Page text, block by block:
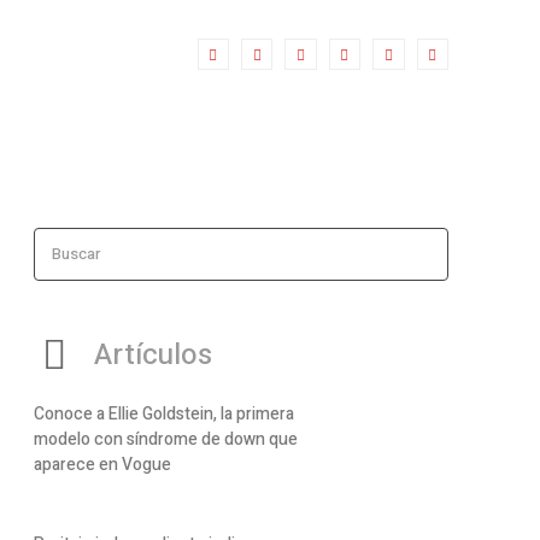
Buscar
Artículos
Conoce a Ellie Goldstein, la primera
modelo con síndrome de down que
aparece en Vogue